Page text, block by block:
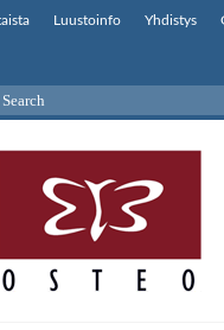
Luustoinfo Yhdistys